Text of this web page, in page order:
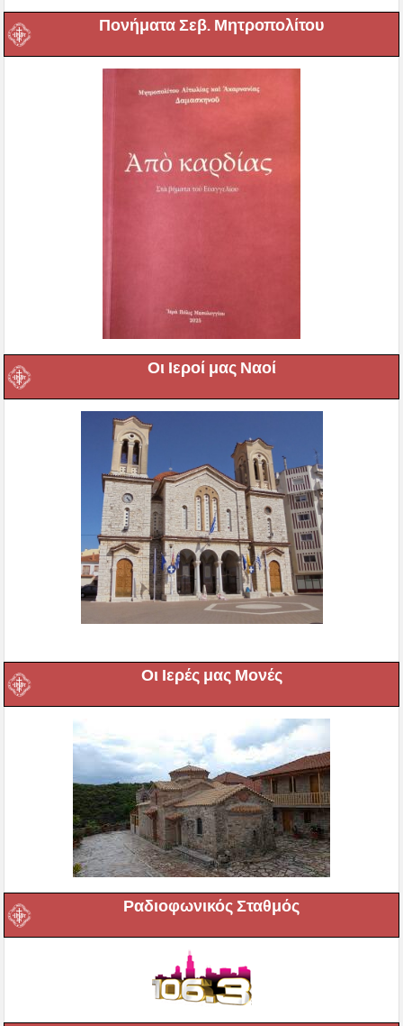
Πονήματα Σεβ. Μητροπολίτου
Οι Ιεροί μας Ναοί
Οι Ιερές μας Μονές
Ραδιοφωνικός Σταθμός